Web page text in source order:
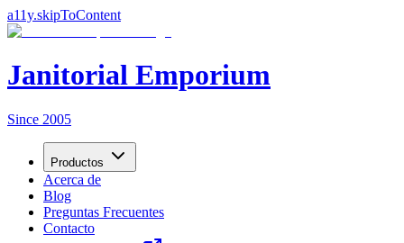
a11y.skipToContent
Janitorial Emporium
Since 2005
Productos
Acerca de
Blog
Preguntas Frecuentes
Contacto